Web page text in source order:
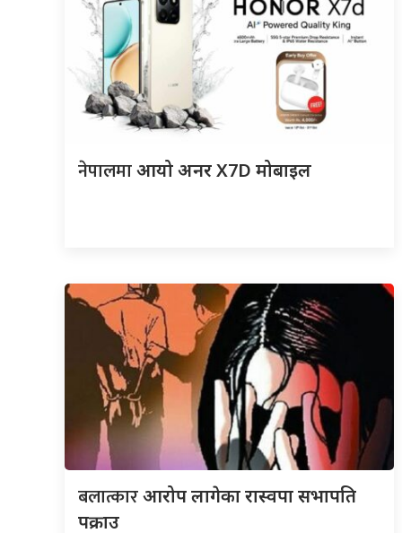
नेपालमाआयो अनर X7D मोबाइल
बलात्कारआरोप लागेका रास्वपा सभापति
पक्राउ